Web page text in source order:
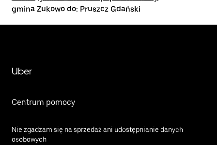
gmina Zukowo do: Pruszcz Gdański
Uber
Centrum pomocy
Nie zgadzam się na sprzedaż ani udostępnianie danych
osobowych